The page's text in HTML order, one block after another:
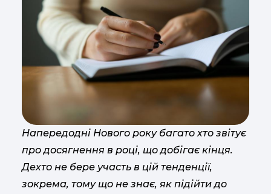
Напередодні Нового року багато хто звітує
про досягнення в році, що добігає кінця.
Дехто не бере участь в цій тенденції,
зокрема, тому що не знає, як підійти до